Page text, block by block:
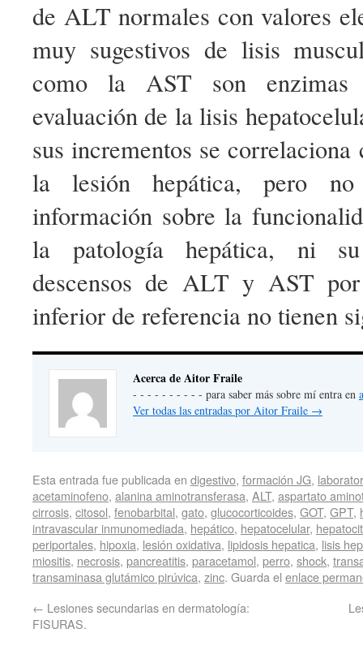
de ALT normales con valores
muy sugestivos de lisis
como la AST son
evaluación de la lisis
sus incrementos se
la lesión hepática, pero no
información sobre la
la patología hepática, ni
descensos de ALT y AST
inferior de referencia no tienen
Acerca de Aitor Fraile
- - - - - - - - - - para saber más sobre mí entra en
Ver todas las entradas por Aitor Fraile →
Esta entrada fue publicada en digestivo, formación JG,
acetaminofeno, alanina aminotransferasa, ALT, aspartato
cirrosis, citosol, fenobarbital, gato, glucocorticoides, GOT, GPT,
intravascular inmunomediada, hepático, hepatocelular,
periportales, hipoxia, lesión oxidativa, lipidosis hepatica, lisis
miositis, necrosis, pancreatitis, paracetamol, perro, shock,
transaminasa glutámico pirúvica, zinc. Guarda el enlace
← Lesiones secundarias en dermatología:
FISURAS.